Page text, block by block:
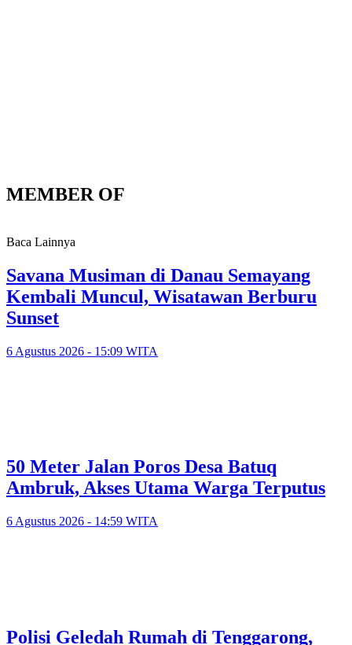
MEMBER OF
Baca Lainnya
Savana Musiman di Danau Semayang
Kembali Muncul, Wisatawan Berburu
Sunset
6 Agustus 2026 - 15:09 WITA
50 Meter Jalan Poros Desa Batuq
Ambruk, Akses Utama Warga Terputus
6 Agustus 2026 - 14:59 WITA
Polisi Geledah Rumah di Tenggarong,